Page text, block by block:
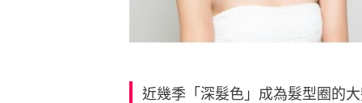
近幾季「深髮色」成為髮型圈的